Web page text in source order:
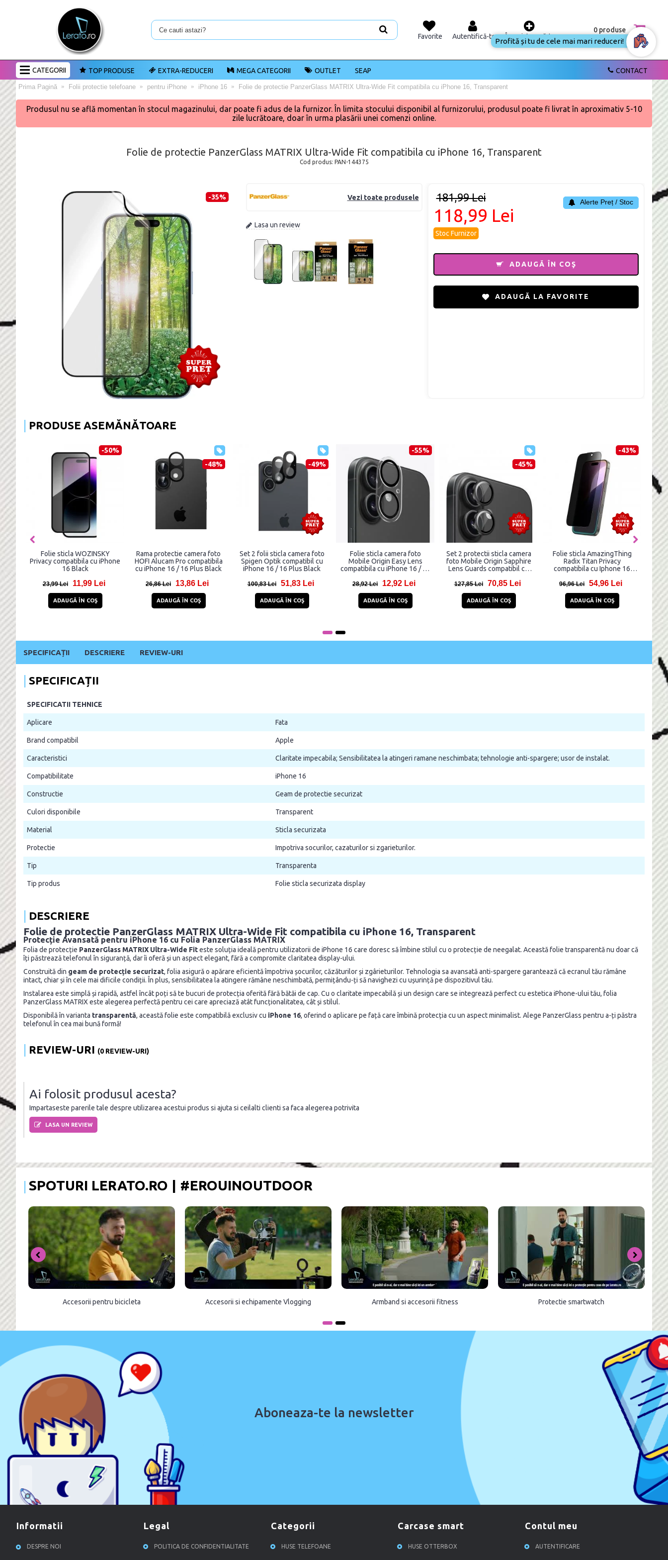
Favorite Autentifică-te Înregistrează-te
0 produse
CATEGORII CONTACT
TOP PRODUSE EXTRA-REDUCERI MEGA CATEGORII OUTLET SEAP
Prima Pagină Folii protectie telefoane pentru iPhone iPhone 16 Folie de protectie PanzerGlass MATRIX Ultra-Wide Fit compatibila cu iPhone 16, Transparent
Produsul nu se află momentan în stocul magazinului, dar poate fi adus de la furnizor. În limita stocului disponibil al furnizorului, produsul poate fi livrat în aproximativ 5-10
zile lucrătoare, doar în urma plasării unei comenzi online.
Folie de protectie PanzerGlass MATRIX Ultra-Wide Fit compatibila cu iPhone 16, Transparent
Cod produs: PAN-144375
-35% Vezi toate produsele
Lasa un review
181,99 Lei
118,99 Lei
Stoc Furnizor
Alerte Preț / Stoc
ADAUGĂ ÎN COŞ
ADAUGĂ LA FAVORITE
PRODUSE ASEMĂNĂTOARE
WOZINSKY
cu iPhone
16 Black
Lei 11,99 Lei
ÎN COŞ
-48%
Rama protectie camera foto
HOFI Alucam Pro compatibila
cu iPhone 16 / 16 Plus Black
26,86 Lei 13,86 Lei
-49%
Set 2 folii sticla camera foto
Spigen Optik compatibil cu
iPhone 16 / 16 Plus Black
100,83 Lei 51,83 Lei
Folie sticla camera foto
Mobile Origin Easy Lens
compatibila cu iPhone 16 / 16
28,92 Lei 12,92 Lei
Set 2 protectii sticla camera
foto Mobile Origin Sapphire
Lens Guards compatibil cu
127,85 Lei 70,85 Lei
Folie sticla AmazingThing
Radix Titan Privacy
compatibila cu Iphone 16
96,96 Lei 54,96 Lei
Folie protectie din
PanzerGlass EyeCare
Wide Fit compatibila
iPhone 16,
191,94 Lei 104,94
ADAUGĂ ÎN COŞ
SPECIFICAȚII DESCRIERE REVIEW-URI
SPECIFICAȚII
SPECIFICATII TEHNICE
Aplicare Fata
Brand compatibil Apple
Caracteristici Claritate impecabila; Sensibilitatea la atingeri ramane neschimbata; tehnologie anti-spargere; usor de instalat.
Compatibilitate iPhone 16
Constructie Geam de protectie securizat
Culori disponibile Transparent
Material Sticla securizata
Protectie Impotriva socurilor, cazaturilor si zgarieturilor.
Tip Transparenta
Tip produs Folie sticla securizata display
DESCRIERE
Folie de protectie PanzerGlass MATRIX Ultra-Wide Fit compatibila cu iPhone 16, Transparent
Protecție Avansată pentru iPhone 16 cu Folia PanzerGlass MATRIX
Folia de protecție PanzerGlass MATRIX Ultra-Wide Fiteste soluția ideală pentru utilizatorii de iPhone 16 care doresc să îmbine stilul cu o protecție de neegalat. Această folie transparentă nu doar că
îți păstrează telefonul în siguranță, dar îi oferă și un aspect elegant, fără a compromite claritatea display-ului.
Construită din geam de protecție securizat, folia asigură o apărare eficientă împotriva șocurilor, căzăturilor și zgârieturilor. Tehnologia sa avansată anti-spargere garantează că ecranul tău rămâne
intact, chiar și în cele mai dificile condiții. În plus, sensibilitatea la atingere rămâne neschimbată, permițându-ți să navighezi cu ușurință pe dispozitivul tău.
Instalarea este simplă și rapidă, astfel încât poți să te bucuri de protecția oferită fără bătăi de cap. Cu o claritate impecabilă și un design care se integrează perfect cu estetica iPhone-ului tău, folia
PanzerGlass MATRIX este alegerea perfectă pentru cei care apreciază atât funcționalitatea, cât și stilul.
Disponibilă în varianta transparentă, această folie este compatibilă exclusiv cu iPhone 16, oferind o aplicare pe față care îmbină protecția cu un aspect minimalist. Alege PanzerGlass pentru a-ți păstra
telefonul în cea mai bună formă!
REVIEW-URI (0 REVIEW-URI)
Ai folosit produsul acesta?
Impartaseste parerile tale despre utilizarea acestui produs si ajuta si ceilalti clienti sa faca alegerea potrivita
LASA UN REVIEW
SPOTURI LERATO.RO | #EROUINOUTDOOR
Accesorii pentru bicicleta Accesorii si echipamente Vlogging Armband si accesorii fitness Protectie smartwatch
Aboneaza-te la newsletter
informatii
DESPRE NOI
legal
POLITICA DE CONFIDENTIALITATE
categorii
HUSE TELEFOANE
carcase smart
HUSE OTTERBOX
contul meu
AUTENTIFICARE
Profită și tu
de cele mai
mari
reduceri!